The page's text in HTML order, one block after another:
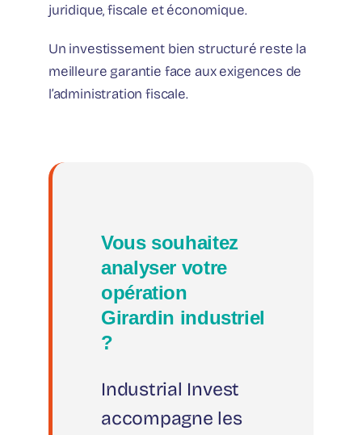
juridique, fiscale et économique.
Un investissement bien structuré reste la
meilleure garantie face aux exigences de
l’administration fiscale.
Vous souhaitez
analyser votre
opération
Girardin industriel
?
Industrial Invest
accompagne les